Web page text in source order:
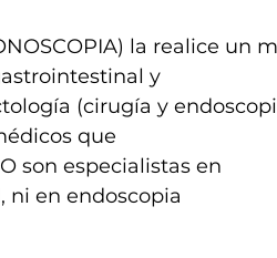
la realice un
y
(cirugía y
que
son especialistas en
ni en endoscopia